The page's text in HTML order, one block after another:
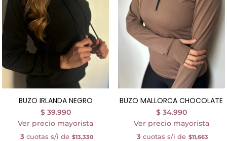
BUZO IRLANDA NEGRO
$39.990
Ver precio mayorista
3 cuotas s/i de $13,330
BUZO MALLORCA CHOCOLATE
$34.990
Ver precio mayorista
3 cuotas s/i de $11,663